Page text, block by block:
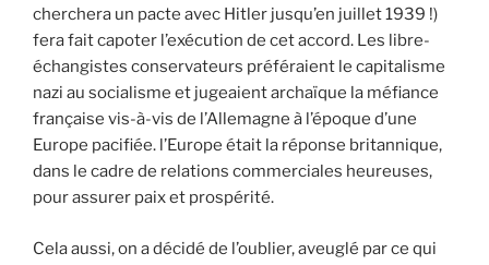
cherchera un pacte avec Hitler jusqu’en juillet 1939 !)
fera fait capoter l’exécution de cet accord. Les libre-
échangistes conservateurs préféraient le capitalisme
nazi au socialisme et jugeaient archaïque la méfiance
française vis-à-vis de l’Allemagne à l’époque d’une
Europe pacifiée. l’Europe était la réponse britannique,
dans le cadre de relations commerciales heureuses,
pour assurer paix et prospérité.
Cela aussi, on a décidé de l’oublier, aveuglé par ce qui